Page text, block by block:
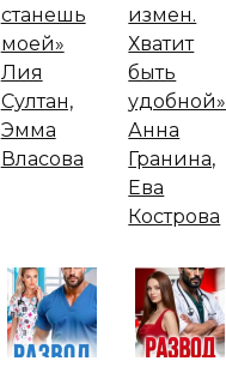
станешь
моей»
Лия
Султан,
Эмма
Власова
измен.
Хватит
быть
удобной»
Анна
Гранина,
Ева
Кострова